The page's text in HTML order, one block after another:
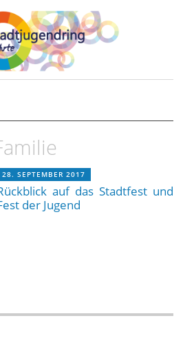
Lehrte
für junge Menschen in
und um Lehrte.
28. SEPTEMBER 2017
auf das Stadtfest und
der Jugend